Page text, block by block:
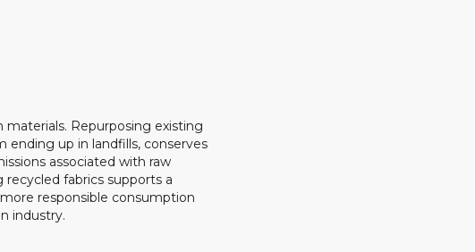
Repurposing existing
ending up in landfills, conserves
associated with raw
fabrics supports a
responsible consumption
industry.